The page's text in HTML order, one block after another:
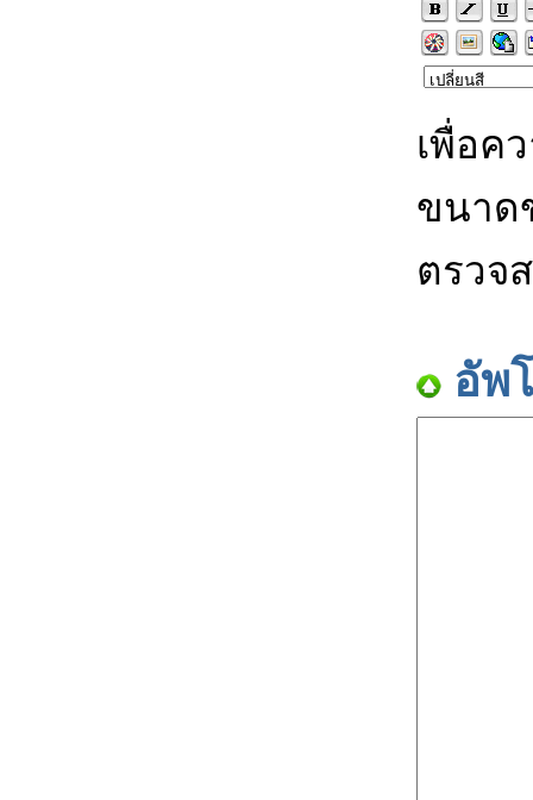
เพื่อค
ขนาด
ตรวจ
อัพ